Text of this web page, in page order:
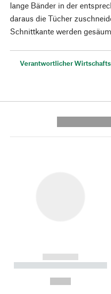
lange Bänder in der
daraus die Tücher
Schnittkante werden
Verantwortlicher
------------
----------- ----------- --------